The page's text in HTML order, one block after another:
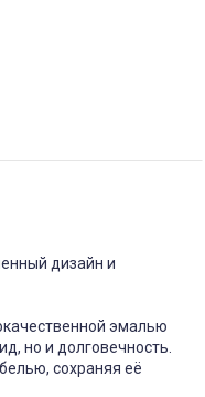
дизайн и
эмалью
но и долговечность.
сохраняя её